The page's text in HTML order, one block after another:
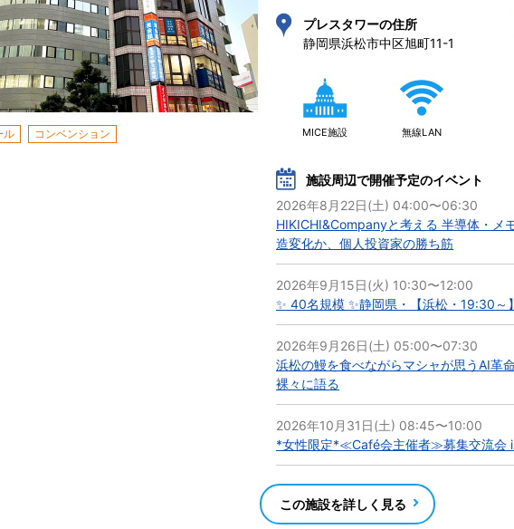
ル コンベンション
プレスタワーの住所
静岡県浜松市中区旭町11-1
MICE施設 無線LAN
施設周辺で開催予定のイベント
2026年8月22日(土) 04:00〜06:30
HIKICHI&Companyと考える 半導体・メ
造変化か、個人投資家の勝ち筋
2026年9月15日(火) 10:30〜12:00
✨ 40名規模 ✨静岡県・【浜松・19:30～
2026年9月26日(土) 05:00〜07:30
浜松の鰻を食べながらマシャが思うAI革
裸々に語る
2026年10月31日(土) 08:45〜10:00
*女性限定*≪Café会主催者≫募集交流会
この施設を詳しく見る